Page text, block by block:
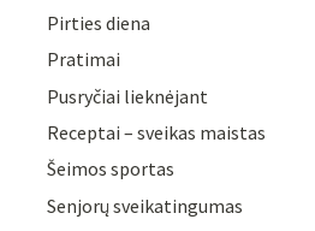
Pirties diena
Pratimai
Pusryčiai lieknėjant
Receptai – sveikas maistas
Šeimos sportas
Senjorų sveikatingumas